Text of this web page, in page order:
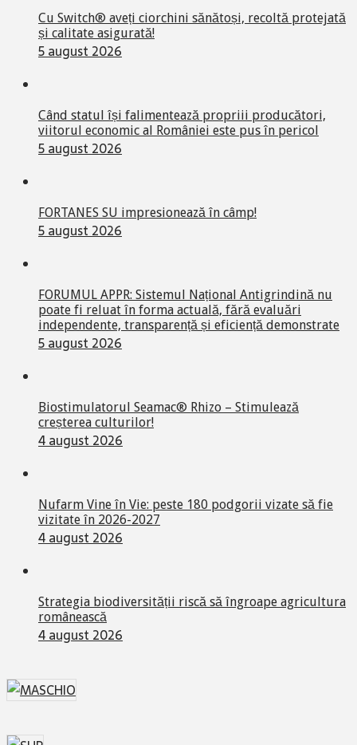
Cu Switch® aveți ciorchini sănătoși, recoltă protejată
și calitate asigurată!
5 august 2026
Când statul își falimentează propriii producători,
viitorul economic al României este pus în pericol
5 august 2026
FORTANES SU impresionează în câmp!
5 august 2026
FORUMUL APPR: Sistemul Național Antigrindină nu
poate fi reluat în forma actuală, fără evaluări
independente, transparență și eficiență demonstrate
5 august 2026
Biostimulatorul Seamac® Rhizo – Stimulează
creșterea culturilor!
4 august 2026
Nufarm Vine în Vie: peste 180 podgorii vizate să fie
vizitate în 2026-2027
4 august 2026
Strategia biodiversității riscă să îngroape agricultura
românească
4 august 2026